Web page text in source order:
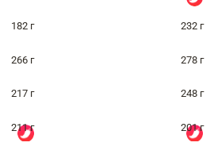
182 г 232 г
266 г 278 г
217 г 248 г
211 г 201 г